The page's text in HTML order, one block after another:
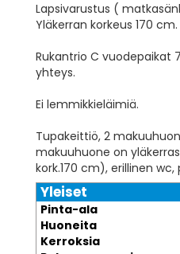
Lapsivarustus (
Yläkerran korkeus 170 cm.
Rukantrio C vuodepaikat
yhteys.
Ei lemmikkieläimiä.
Tupakeittiö, 2
makuuhuone on
kork.170 cm), erillinen
Yleiset
Pinta-ala
Huoneita
Kerroksia